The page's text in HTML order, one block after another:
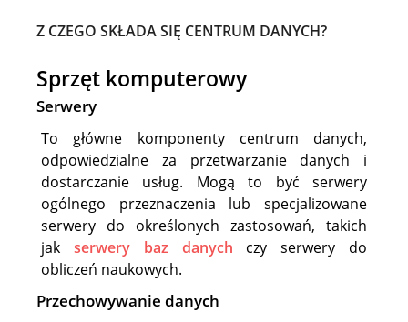
Z CZEGO SKŁADA SIĘ CENTRUM DANYCH?
Sprzęt komputerowy
Serwery
To główne komponenty centrum danych,
odpowiedzialne za przetwarzanie danych i
dostarczanie usług. Mogą to być serwery
ogólnego przeznaczenia lub specjalizowane
serwery do określonych zastosowań, takich
jak serwery baz danych czy serwery do
obliczeń naukowych.
Przechowywanie danych